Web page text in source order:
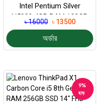
Intel Pentium Silver
N5030 4GB RAM 128GB
SSD
৳ 16000 ৳ 13500
অর্ডার
9%
ছাড়